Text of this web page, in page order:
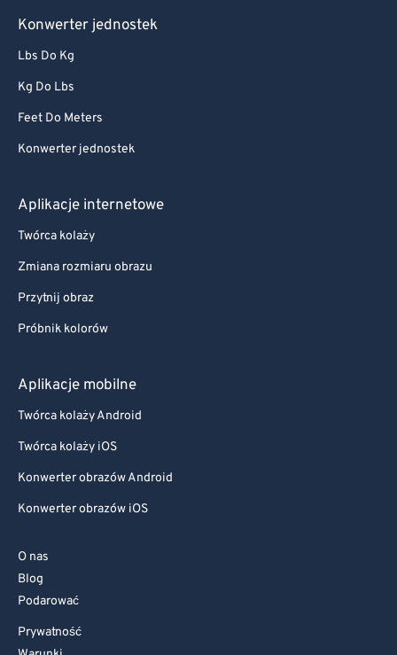
Konwerter jednostek
Lbs Do Kg
Kg Do Lbs
Feet Do Meters
Konwerter jednostek
Aplikacje internetowe
Twórca kolaży
Zmiana rozmiaru obrazu
Przytnij obraz
Próbnik kolorów
Aplikacje mobilne
Twórca kolaży Android
Twórca kolaży iOS
Konwerter obrazów Android
Konwerter obrazów iOS
O nas
Blog
Podarować
Prywatność